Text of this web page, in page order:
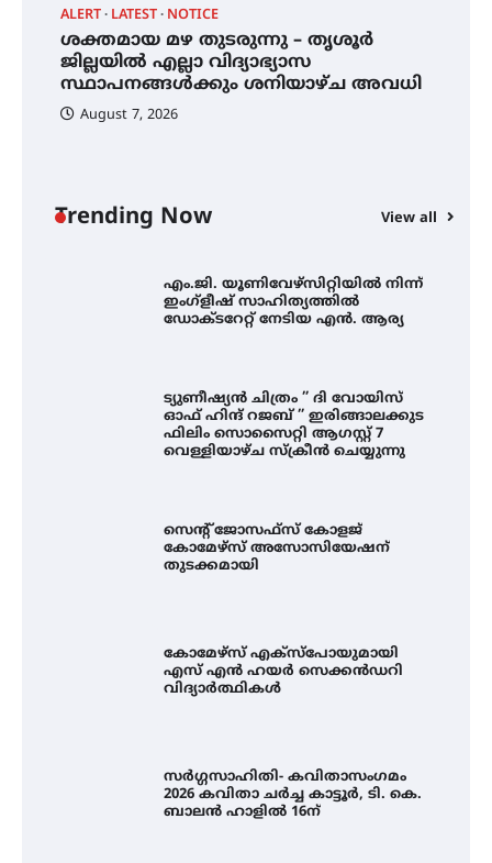
ALERT LATEST NOTICE
ശക്തമായ മഴ തുടരുന്നു – തൃശൂർ
ജില്ലയിൽ എല്ലാ വിദ്യാഭ്യാസ
സ്ഥാപനങ്ങൾക്കും ശനിയാഴ്ച അവധി
August 7, 2026
Trending Now View all
സർഗ്ഗസാഹിതി- കവിതാസംഗമം
2026 കവിതാ ചർച്ച കാട്ടൂർ, ടി. കെ.
ബാലൻ ഹാളിൽ 16ന്
അവധി
എം.ജി. യൂണിവേഴ്‌സിറ്റിയിൽ നിന്ന്
ഇംഗ്ളീഷ് സാഹിത്യത്തിൽ
ഡോക്ടറേറ്റ് നേടിയ എൻ. ആര്യ
ട്യുണീഷ്യൻ ചിത്രം ” ദി വോയിസ്
ഓഫ് ഹിന്ദ് റജബ് ” ഇരിങ്ങാലക്കുട
ഫിലിം സൊസൈറ്റി ആഗസ്റ്റ് 7
വെള്ളിയാഴ്ച സ്‌ക്രീൻ ചെയ്യുന്നു
സെന്റ് ജോസഫ്സ് കോളജ്
കോമേഴ്‌സ് അസോസിയേഷന്
തുടക്കമായി
കോമേഴ്സ് എക്സ്പോയുമായി
എസ് എൻ ഹയർ സെക്കൻഡറി
വിദ്യാർത്ഥികൾ
സർഗ്ഗസാഹിതി- കവിതാസംഗമം
2026 കവിതാ ചർച്ച കാട്ടൂർ, ടി. കെ.
ബാലൻ ഹാളിൽ 16ന്